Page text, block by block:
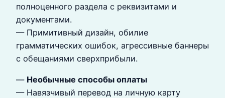
полноценного раздела с реквизитами и
документами.
— Примитивный дизайн, обилие
грамматических ошибок, агрессивные баннеры
с обещаниями сверхприбыли.
— Необычные способы оплаты
— Навязчивый перевод на личную карту